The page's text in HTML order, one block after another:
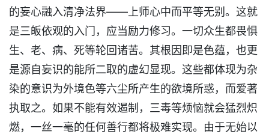
的妄心融入清净法界——上师心中而平等无别。这就
是三皈依观的入门，应当励力修习。一切众生都畏惧
生、老、病、死等轮回诸苦。其根因即是色蕴，也更
是源自妄识的能所二取的虚幻显现。这些都体现为杂
染的意识为外境色等六尘所产生的欲境所惑，而爱著
执取之。如果不能有效遏制，三毒等烦恼就会猛烈炽
燃，一丝一毫的任何善行都将极难实现。由于无始以